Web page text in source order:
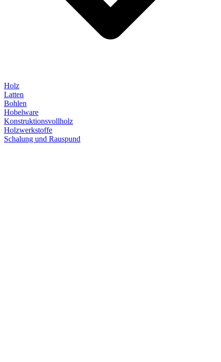
Holz
Latten
Bohlen
Hobelware
Konstruktionsvollholz
Holzwerkstoffe
Schalung und Rauspund